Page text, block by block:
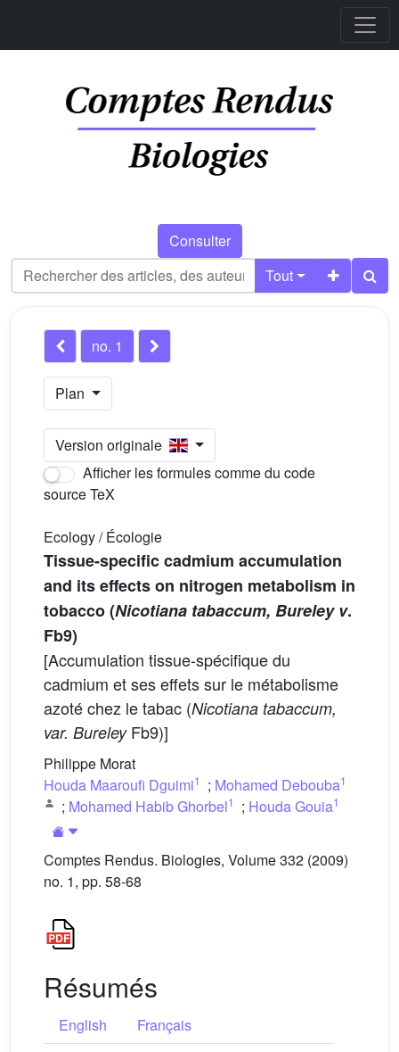
Consulter
Tout
no. 1
Plan
Version originale
Afficher les formules comme du code
source TeX
Ecology / Écologie
Tissue-specific cadmium accumulation
and its effects on nitrogen metabolism in
tobacco (Nicotiana tabaccum, Bureley v.
Fb9)
[Accumulation tissue-spécifique du
cadmium et ses effets sur le métabolisme
azoté chez le tabac (Nicotiana tabaccum,
var. BureleyFb9)]
Philippe Morat
Houda Maaroufi Dguimi1 ; Mohamed Debouba1
; Mohamed Habib Ghorbel1 ; Houda Gouia1
Comptes Rendus. Biologies, Volume 332 (2009)
no. 1, pp. 58-68
Résumés
English
Français